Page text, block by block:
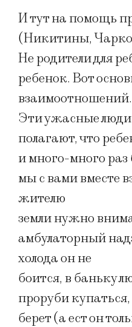
И тут на помощь
(Никитины,
Не родители для
ребенок. Вот
взаимоотношений.
Эти ужасные
полагают, что
и много-много раз
мы с вами вместе
жителю
земли нужно
амбулаторный
холода он не
боится, в баньку
проруби купаться,
берет (а ест он